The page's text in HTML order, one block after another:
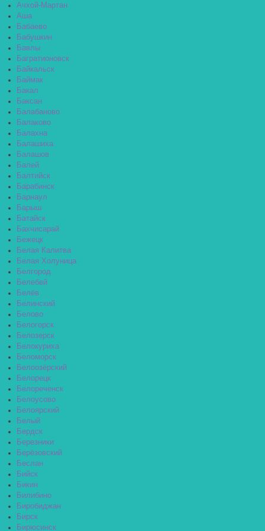
Ачхой-Мартан
Аша
Бабаево
Бабушкин
Бавлы
Багратионовск
Байкальск
Баймак
Бакал
Баксан
Балабаново
Балаково
Балахна
Балашиха
Балашов
Балей
Балтийск
Барабинск
Барнаул
Барыш
Батайск
Бахчисарай
Бежецк
Белая Калитва
Белая Холуница
Белгород
Белебей
Белёв
Белинский
Белово
Белогорск
Белозерск
Белокуриха
Беломорск
Белоозёрский
Белорецк
Белореченск
Белоусово
Белоярский
Белый
Бердск
Березники
Берёзовский
Беслан
Бийск
Бикин
Билибино
Биробиджан
Бирск
Бирюсинск